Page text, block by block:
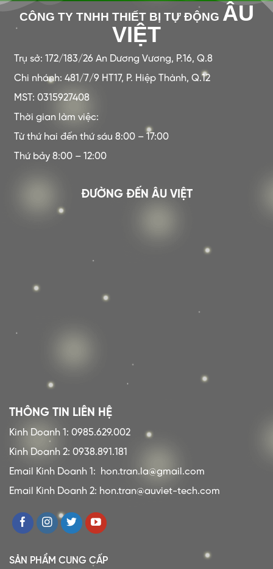
CÔNG TY TNHH THIẾT BỊ TỰ ĐỘNG ÂU
VIỆT
Trụ sở: 172/183/26 An Dương Vương, P.16, Q.8
Chi nhánh: 481/7/9 HT17, P. Hiệp Thành, Q.12
MST: 0315927408
Thời gian làm việc:
Từ thứ hai đến thứ sáu 8:00 – 17:00
Thứ bảy 8:00 – 12:00
ĐƯỜNG ĐẾN ÂU VIỆT
THÔNG TIN LIÊN HỆ
Kinh Doanh 1: 0985.629.002
Kinh Doanh 2: 0938.891.181
Email Kinh Doanh 1:
hon.tran.la@gmail.com
Email Kinh Doanh 2: hon.tran@auviet-tech.com
SẢN PHẨM CUNG CẤP